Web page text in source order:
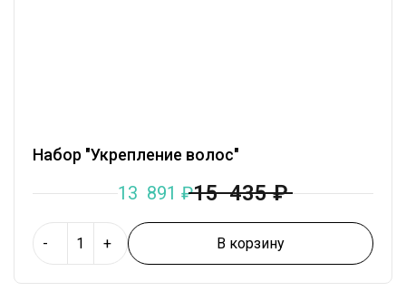
Набор "Укрепление волос"
13 891 ₽15 435₽
- + В корзину